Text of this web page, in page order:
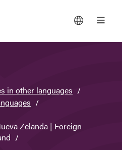
in other languages
Zelanda | Foreign